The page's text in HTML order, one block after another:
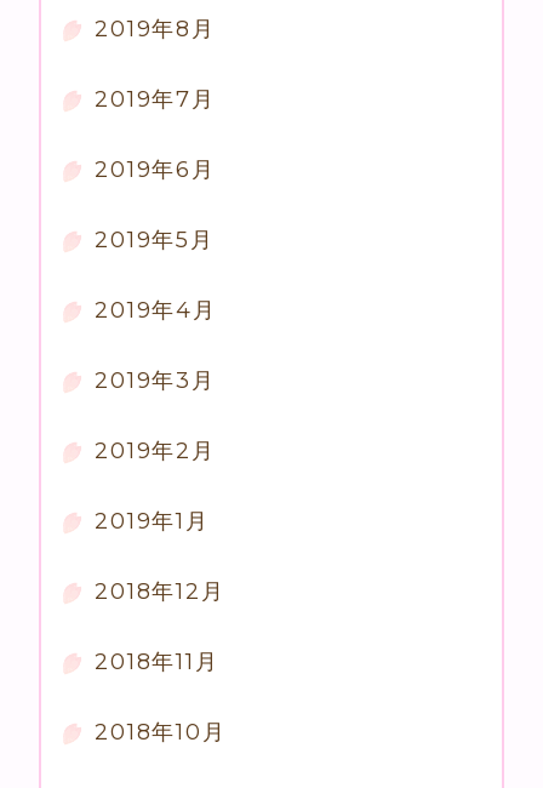
2019年8月
2019年7月
2019年6月
2019年5月
2019年4月
2019年3月
2019年2月
2019年1月
2018年12月
2018年11月
2018年10月